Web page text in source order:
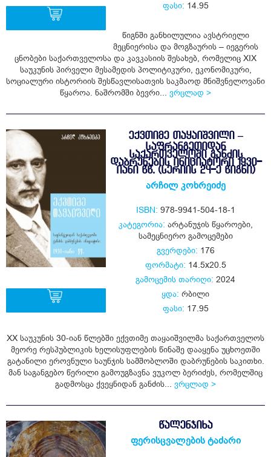
ყიდვა
ფასი: 14.95
წიგნში განხილულია ავსტრიელი
მეცნიერისა და მოგზაურის – იეგერის
ცნობები საქართველოსა და კავკასიის შესახებ, რომელიც XIX
საუკუნის პირველი მესამედის პოლიტიკური, ეკონომიკური,
სოციალური ისტორიის შესწავლისათვის საკმაოდ მნიშვნელოვანი
წყაროა. ნაშრომში ბევრი... ვრცლად >
ყიდვა
ᲔᲥᲕᲗᲘᲛᲔ ᲗᲐᲧᲐᲘᲨᲕᲘᲚᲘ –
ᲡᲐᲤᲠᲐᲜᲒᲔᲗᲘᲓᲐᲜ
ᲡᲐᲥᲐᲠᲗᲕᲔᲚᲝᲨᲘ ᲒᲐᲜᲫᲘᲡ
ᲓᲐᲑᲠᲣᲜᲔᲑᲘᲡ ᲘᲜᲘᲪᲘᲐᲢᲝᲠᲘ 1930-
ᲘᲐᲜᲘ ᲬᲬ. (ᲡᲔᲠᲘᲘᲡ 24-Ე ᲬᲘᲒᲜᲘ)
არჩილ კოხრეიძე
ISBN: 978-9941-504-18-1
კატეგორია: არტანუჯის წყაროები,
სამეცნიერო გამოცემები
გვერდები: 176
ფორმატი: 14.5x20.5
გამოცემის თარიღი: 2024
ყდა: რბილი
ფასი: 17.95
XX საუკუნის 30-იან წლებში ექვთიმე თაყაიშვილმა საქართველოს
მეორე რესპუბლიკის ხელისუფლების წინაშე დააყენა უცხოეთში
გატანილი ეროვნული საუნჯის სამშობლოში დაბრუნების საკითხი.
მან საგანგებო წერილი გამოუგზავნა ვუკოლ ბერიძეს, რომელშიც
გადმოსცა ქვეყნიდან განძის... ვრცლად >
ᲬᲐᲚᲔᲜᲯᲘᲮᲐ
ფერისცვალების ტაძარი